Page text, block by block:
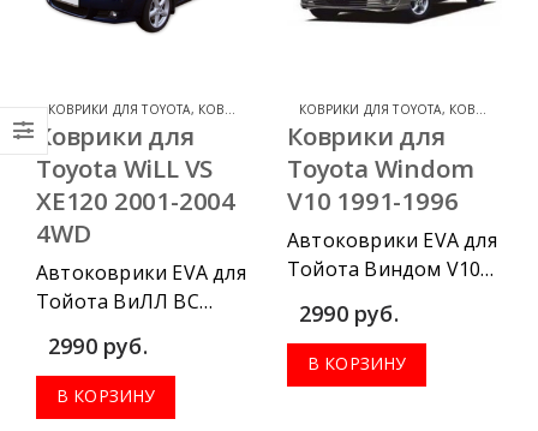
КОВРИКИ ДЛЯ TOYOTA, КОВРИКИ ДЛЯ TOYOTA WILL VS
Коврики для
Toyota WiLL VS
XE120 2001-2004
4WD
Автоковрики EVA для
Тойота ВиЛЛ ВС
можно приобрести в
комплектации:
водительский
2990 руб.
В КОРЗИНУ
КОВРИКИ ДЛЯ TOYOTA, КОВРИКИ ДЛЯ TOYOTA WINDOM
Коврики для
Toyota Windom
V10 1991-1996
Автоковрики EVA для
Тойота Виндом V10
приобрести в
комплектации:
водительский
2990 руб.
В КОРЗИНУ